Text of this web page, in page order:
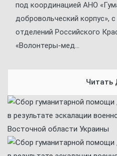
под координацией АНО
добровольческий корпус»,
отделений Российского
«Волонтеры-мед...
Читать